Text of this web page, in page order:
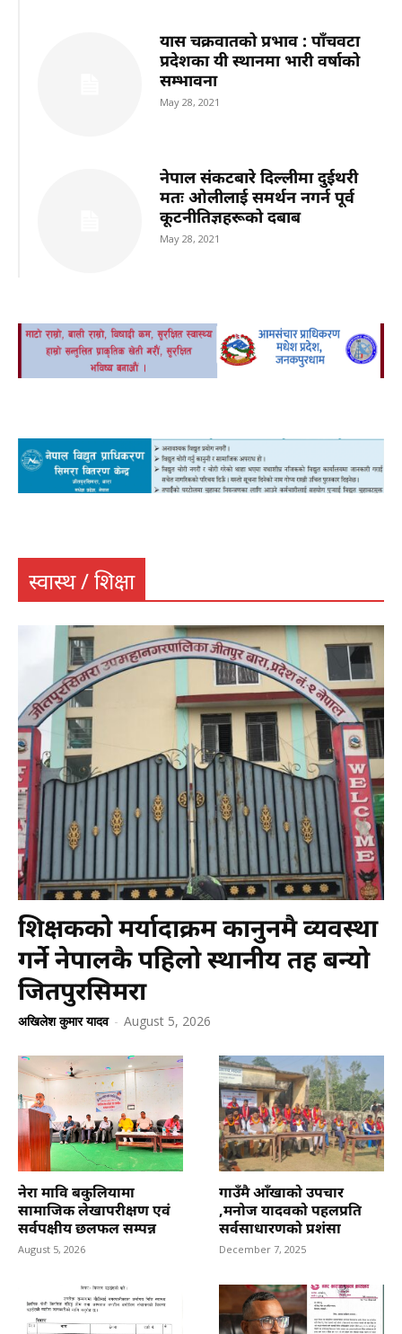
यास चक्रवातको प्रभाव : पाँचवटा
प्रदेशका यी स्थानमा भारी वर्षाको
सम्भावना
May 28, 2021
नेपाल संकटबारे दिल्लीमा दुईथरी
मतः ओलीलाई समर्थन नगर्न पूर्व
कूटनीतिज्ञहरूको दबाब
May 28, 2021
स्वास्थ / शिक्षा
शिक्षकको मर्यादाक्रम कानुनमै व्यवस्था
गर्ने नेपालकै पहिलो स्थानीय तह बन्यो
जितपुरसिमरा
अखिलेश कुमार यादव - August 5, 2026
नेरा मावि बकुलियामा
सामाजिक लेखापरीक्षण एवं
सर्वपक्षीय छलफल सम्पन्न
August 5, 2026
गाउँमै आँखाको उपचार
,मनोज यादवको पहलप्रति
सर्वसाधारणको प्रशंसा
December 7, 2025